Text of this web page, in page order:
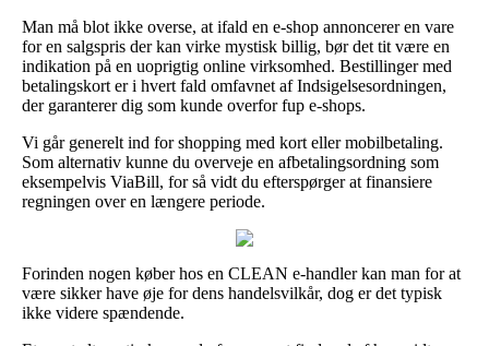
Man må blot ikke overse, at ifald en e-shop annoncerer en vare
for en salgspris der kan virke mystisk billig, bør det tit være en
indikation på en uoprigtig online virksomhed. Bestillinger med
betalingskort er i hvert fald omfavnet af Indsigelsesordningen,
der garanterer dig som kunde overfor fup e-shops.
Vi går generelt ind for shopping med kort eller mobilbetaling.
Som alternativ kunne du overveje en afbetalingsordning som
eksempelvis ViaBill, for så vidt du efterspørger at finansiere
regningen over en længere periode.
Forinden nogen køber hos en CLEAN e-handler kan man for at
være sikker have øje for dens handelsvilkår, dog er det typisk
ikke videre spændende.